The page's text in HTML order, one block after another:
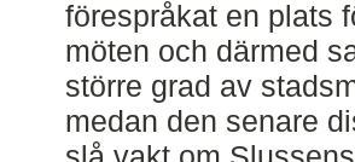
förespråkat en plats
möten och därmed
större grad av
medan den senare